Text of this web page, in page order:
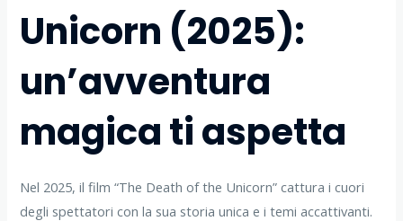
Unicorn (2025):
un’avventura
magica ti aspetta
Nel 2025, il film “The Death of the Unicorn” cattura i cuori
degli spettatori con la sua storia unica e i temi accattivanti.